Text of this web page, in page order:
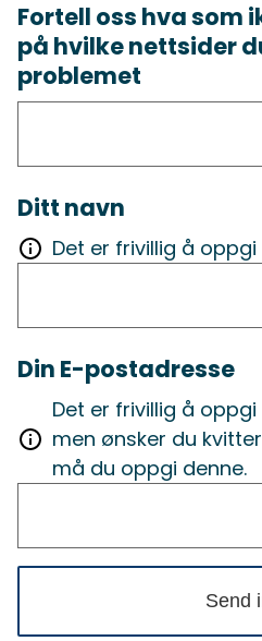
Fortell oss hva som
på hvilke nettsider
problemet
Ditt navn
Det er frivillig å
Din E-postadresse
Det er frivillig å
men ønsker du
må du oppgi denne.
Send